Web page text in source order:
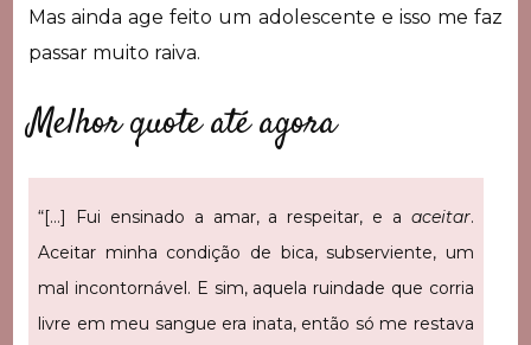
Mas ainda age feito um adolescente e isso me faz
passar muito raiva.
Melhor quote até agora
“[…] Fui ensinado a amar, a respeitar, e a aceitar.
Aceitar minha condição de bica, subserviente, um
mal incontornável. E sim, aquela ruindade que corria
livre em meu sangue era inata, então só me restava